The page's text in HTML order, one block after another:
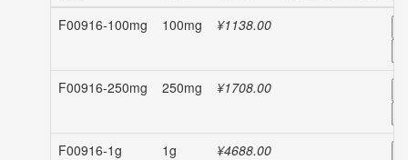
F00916-100mg
100mg ¥1138.00
F00916-250mg 250mg ¥1708.00
F00916-1g 1g ¥4688.00